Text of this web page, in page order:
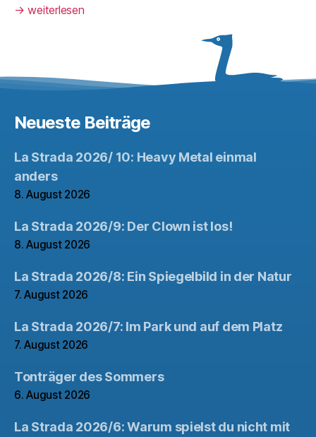
→ weiterlesen
Neueste Beiträge
La Strada 2026/ 10: Heavy Metal einmal
anders
8. August 2026
La Strada 2026/9: Der Clown ist los!
8. August 2026
La Strada 2026/8: Ein Spiegelbild in der Natur
7. August 2026
La Strada 2026/7: Im Park und auf dem Platz
7. August 2026
Tonträger des Sommers
6. August 2026
La Strada 2026/6: Warum spielst du nicht mit